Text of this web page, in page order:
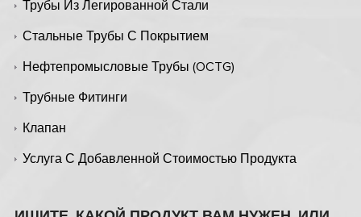
Трубы Из Легированной Стали
Стальные Трубы С Покрытием
Нефтепромысловые Трубы (OCTG)
Трубные Фитинги
Клапан
Услуга С Добавленной Стоимостью Продукта